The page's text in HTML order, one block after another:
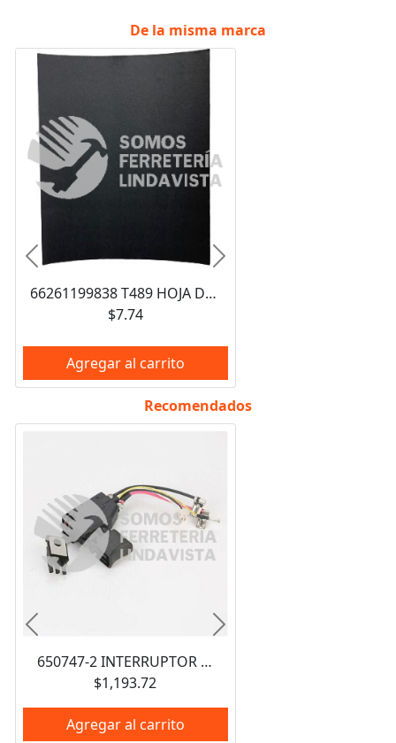
De la misma marca
66261199838 T489 HOJA DE LIJA DE AGUA CARBURO DE SILICIO 9X11" GRANO 360 NORTON
$7.74
Agregar al carrito
Anterior Siguiente
Recomendados
650747-2 INTERRUPTOR DE ENCENDIDO MAKITA
$1,193.72
Agregar al carrito
Anterior Siguiente